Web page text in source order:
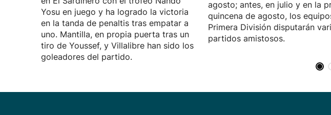
Yosu en juego y ha logrado la victoria
en la tanda de penaltis tras empatar a
uno. Mantilla, en propia puerta tras un
tiro de Youssef, y Villalibre han sido los
goleadores del partido.
agosto; antes, en julio y en la
quincena de agosto, los
Primera División disputarán
partidos amistosos.